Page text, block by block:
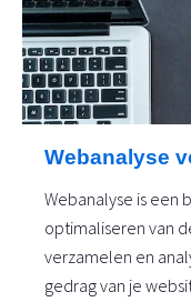
Webanalyse
Webanalyse is een
optimaliseren van
verzamelen en
gedrag van je